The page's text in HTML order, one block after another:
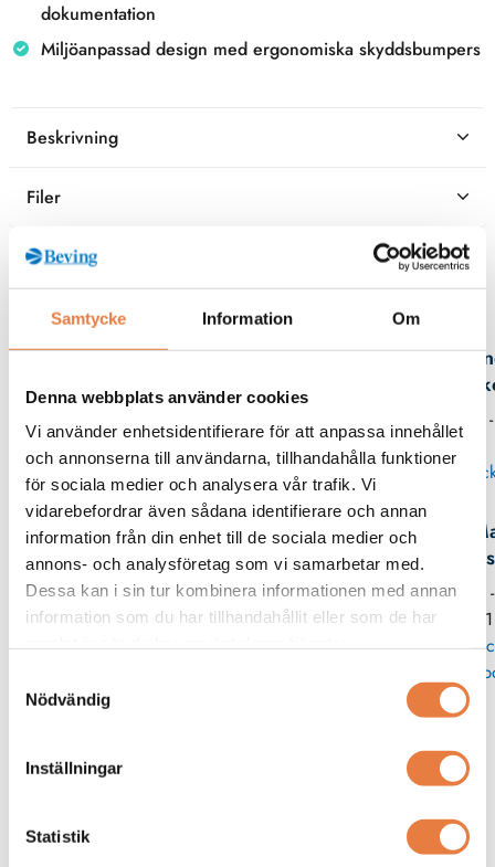
Samtycke Information Om
Denna webbplats använder cookies
Vi använder enhetsidentifierare för att anpassa innehållet
och annonserna till användarna, tillhandahålla funktioner
för sociala medier och analysera vår trafik. Vi
vidarebefordrar även sådana identifierare och annan
information från din enhet till de sociala medier och
annons- och analysföretag som vi samarbetar med.
Dessa kan i sin tur kombinera informationen med annan
information som du har tillhandahållit eller som de har
Nödvändig
Inställningar
Statistik
dokumentation
Miljöanpassad design med ergonomiska skyddsbumpers
Beskrivning
Filer